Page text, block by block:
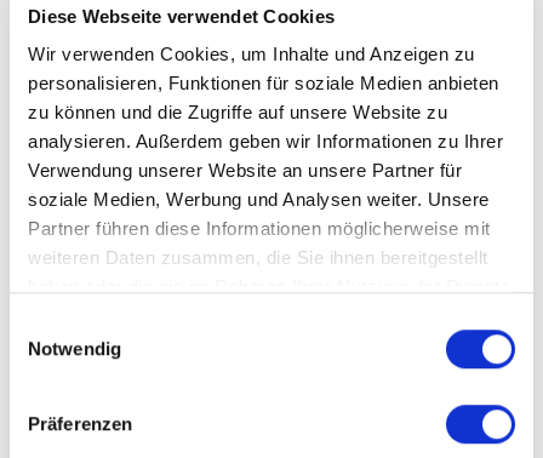
Diese Webseite verwendet Cookies
Wir verwenden Cookies, um Inhalte und Anzeigen zu
personalisieren, Funktionen für soziale Medien anbieten
zu können und die Zugriffe auf unsere Website zu
analysieren. Außerdem geben wir Informationen zu Ihrer
Verwendung unserer Website an unsere Partner für
soziale Medien, Werbung und Analysen weiter. Unsere
Partner führen diese Informationen möglicherweise mit
weiteren Daten zusammen, die Sie ihnen bereitgestellt
Notwendig
Präferenzen
Mainz-Mombach Mommenheim
Nackenheim
Niedernhausen Nierstein Offenbach Oppenheim
Selzen
Zornheim
Immo Bad Kreuznach Haus Bad Kreuznach
Häuser Bad
Kreuznach
kaufen Bad Kreuznach
Immobilie Bad Kreuznach
Kreuznach